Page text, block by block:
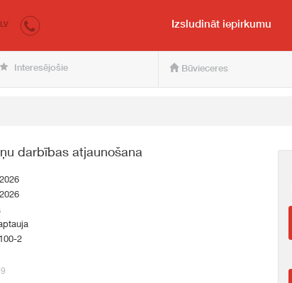
pircējam un pārdevējam
LV Izsludināt iepirkumu
Interesējošie Būvieceres
darbības atjaunošana
2